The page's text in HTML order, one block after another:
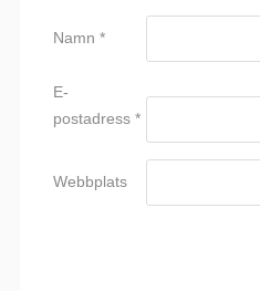
Namn *
E-
postadress *
Webbplats